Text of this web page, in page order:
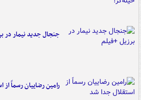
جنجال جدید نیمار در
رامین رضاییان رسماً